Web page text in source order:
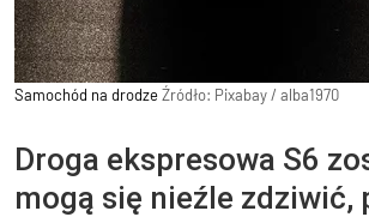
Samochód na drodzeŹródło: Pixabay/ alba1970
Droga ekspresowa S6
mogą się nieźle zdziwić,